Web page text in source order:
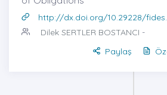
http://dx.doi.org/10.29228/
Dilek SERTLER BOSTANCI -
Paylaş